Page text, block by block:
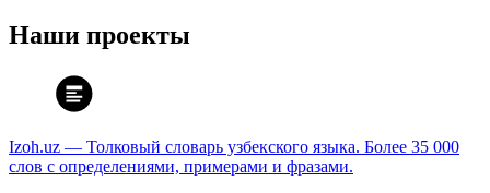
Наши проекты
Izoh.uz — Толковый словарь узбекского языка. Более 35 000
слов с определениями, примерами и фразами.